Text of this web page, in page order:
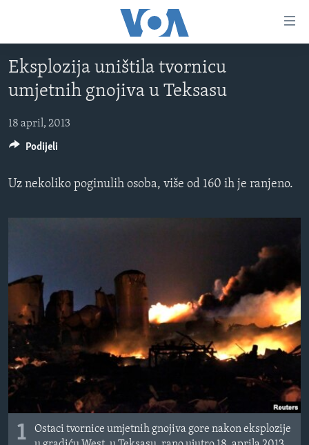
glavni
sadržaj
Pređi
na
navigaciju
na
TV PROGRAM
VIDEO
FOTOGRAFIJE DANA
VIJESTI
ŽENSKA STRANA
IZBJEGLIČKA STRANA
MAGAZIN
O GLASU AMERIKE
Learning English
Eksplozija uništila tvornicu
umjetnih gnojiva u Teksasu
18 april, 2013
Uz nekoliko poginulih osoba, više od 160 ih je ranjeno.
1
Ostaci tvornice umjetnih gnojiva gore nakon eksplozije
Podijeli